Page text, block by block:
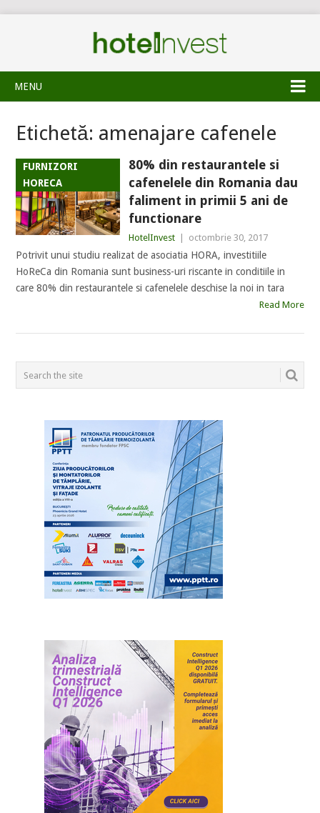
MENU
Etichetă: amenajare cafenele
FURNIZORI
HORECA
80% din restaurantele si
cafenelele din Romania dau
faliment in primii 5 ani de
functionare
HotelInvest octombrie 30, 2017
Potrivit unui studiu realizat de asociatia HORA, investitiile
HoReCa din Romania sunt business-uri riscante in conditiile in
care 80% din restaurantele si cafenelele deschise la noi in tara
Read More
POSTS
NAVIGATION